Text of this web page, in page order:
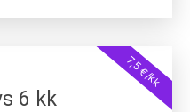
7,5 €/kk
6 kk